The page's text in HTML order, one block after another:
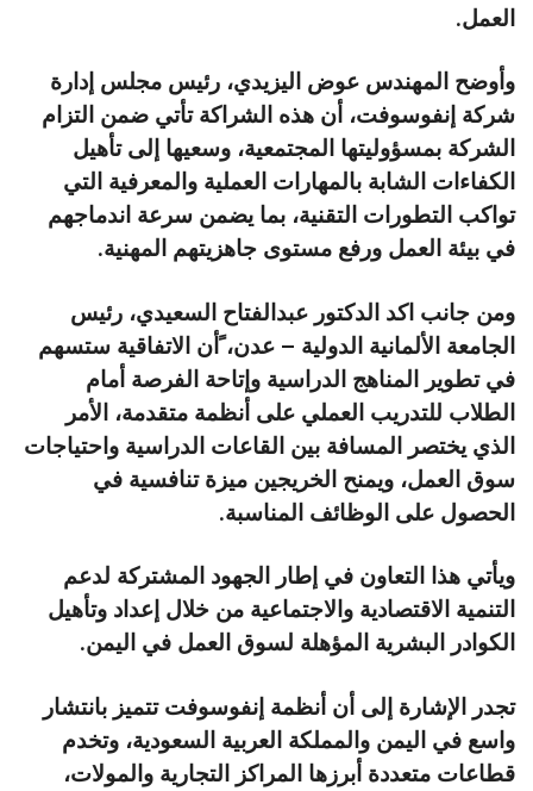
العمل.
وأوضح المهندس عوض اليزيدي، رئيس مجلس إدارة
شركة إنفوسوفت، أن هذه الشراكة تأتي ضمن التزام
الشركة بمسؤوليتها المجتمعية، وسعيها إلى تأهيل
الكفاءات الشابة بالمهارات العملية والمعرفية التي
تواكب التطورات التقنية، بما يضمن سرعة اندماجهم
في بيئة العمل ورفع مستوى جاهزيتهم المهنية.
ومن جانب اكد الدكتور عبدالفتاح السعيدي، رئيس
الجامعة الألمانية الدولية – عدن، ًأن الاتفاقية ستسهم
في تطوير المناهج الدراسية وإتاحة الفرصة أمام
الطلاب للتدريب العملي على أنظمة متقدمة، الأمر
الذي يختصر المسافة بين القاعات الدراسية واحتياجات
سوق العمل، ويمنح الخريجين ميزة تنافسية في
الحصول على الوظائف المناسبة.
ويأتي هذا التعاون في إطار الجهود المشتركة لدعم
التنمية الاقتصادية والاجتماعية من خلال إعداد وتأهيل
الكوادر البشرية المؤهلة لسوق العمل في اليمن.
تجدر الإشارة إلى أن أنظمة إنفوسوفت تتميز بانتشار
واسع في اليمن والمملكة العربية السعودية، وتخدم
قطاعات متعددة أبرزها المراكز التجارية والمولات،